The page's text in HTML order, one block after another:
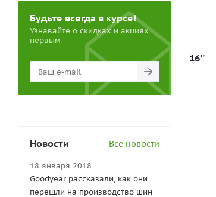
16''
Будьте всегда в курсе!
Узнавайте о скидках и акциях
первым
Новости Все новости
18 января 2018
Goodyear рассказали, как они
перешли на производство шин